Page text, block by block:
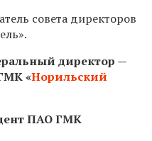
совета директоров
директор —
«Норильский
ПАО ГМК